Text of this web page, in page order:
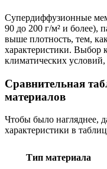
Супердиффузионные
90 до 200 г/м² и более),
выше плотность, тем,
характеристики. Выбор
климатических
Сравнительная
материалов
Чтобы было нагляднее,
характеристики в
Тип материала